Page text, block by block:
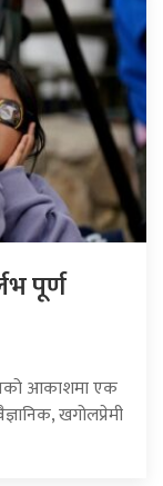
पूर्ण
आकाशमा एक
खगोलप्रेमी